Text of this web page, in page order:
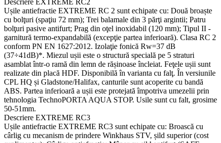
Ușile antiefractie EXTREME RC 2 sunt echipate cu: Două broaște
cu bolţuri (spaţiu 72 mm); Trei balamale din 3 părţi argintii; Patru
bolţuri pasive antifurt; Prag din oţel inoxidabil (120 mm); Tipul II -
garnitură termo-expandabilă (excepţie partea inferioară). Clasa RC 2
conform PN EN 1627:2012. Izolaţie fonică Rw=37 dB
(37÷41dB)*. Miezul ușii este o structură specială pe 5 straturi
asamblat într-o ramă din lemn de rășinoase încleiat. Feţele ușii sunt
realizate din placă HDF. Disponibilă în varianta cu falţ. În versiunile
CPL HQ și Gladstone/Halifax, canturile sunt acoperite cu bandă
ABS. Partea inferioară a ușii este protejată împotriva umezelii prin
tehnologia TechnoPORTA AQUA STOP. Usile sunt cu falt, grosime
50-51mm.
Descriere EXTREME RC3
Ușile antiefractie EXTREME RC3 sunt echipate cu: Broască cu
cârlig cu mecanism de prindere Winkhaus STV, șild superior (cost